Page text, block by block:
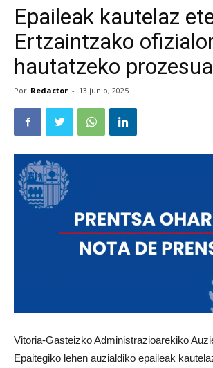
Epaileak kautelaz
Ertzaintzako
hautatzeko prozesua
Por Redactor - 13 junio, 2025
Vitoria-Gasteizko Administrazioarekiko
Epaitegiko lehen auzialdiko epaileak